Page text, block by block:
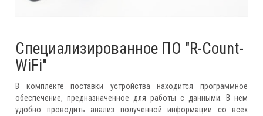
Специализированное ПО "R-Count-
WiFi"
В комплекте поставки устройства находится программное
обеспечение, предназначенное для работы с данными. В нем
удобно проводить анализ полученной информации со всех